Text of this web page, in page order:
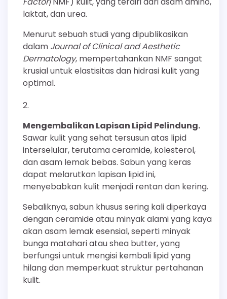
laktat, dan urea.
Menurut sebuah studi yang dipublikasikan
dalam Journal of Clinical and Aesthetic
Dermatology, mempertahankan NMF sangat
krusial untuk elastisitas dan hidrasi kulit yang
optimal.
Mengembalikan Lapisan Lipid Pelindung.
Sawar kulit yang sehat tersusun atas lipid
interselular, terutama ceramide, kolesterol,
dan asam lemak bebas. Sabun yang keras
dapat melarutkan lapisan lipid ini,
menyebabkan kulit menjadi rentan dan kering.
Sebaliknya, sabun khusus sering kali diperkaya
dengan ceramide atau minyak alami yang kaya
akan asam lemak esensial, seperti minyak
bunga matahari atau shea butter, yang
berfungsi untuk mengisi kembali lipid yang
hilang dan memperkuat struktur pertahanan
kulit.